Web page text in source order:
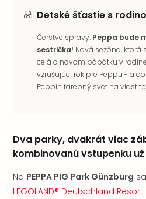
Detské šťastie s
Čerstvé správy: Peppa bude
sestrička! Nová sezóna, ktorá
celá o novom bábätku v
vzrušujúci rok pre Peppu - a
Peppin farebný svet na
Dva parky, dvakrát viac
kombinovanú vstupenku
Na PEPPA PIG Park Günzburg
LEGOLAND® Deutschland Resort